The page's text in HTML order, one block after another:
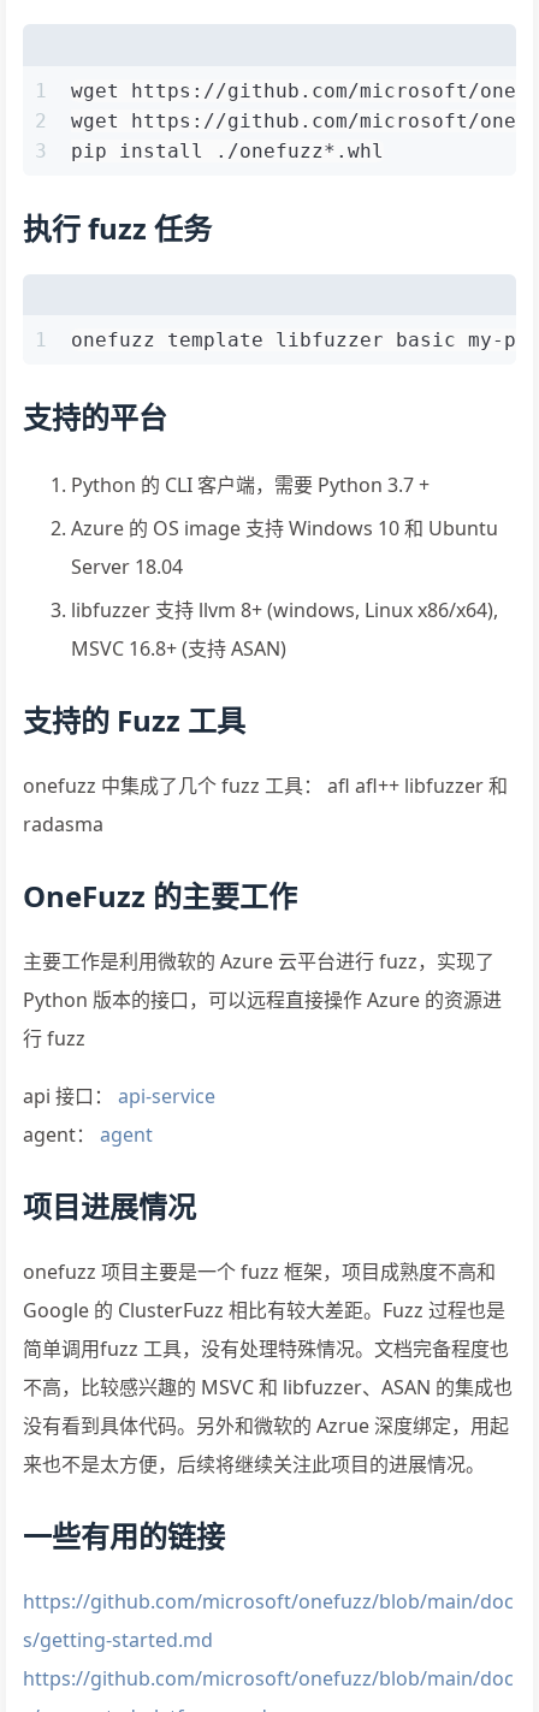
1
2
3
wget https://github.com/microsoft/
wget https://github.com/microsoft/
pip install ./onefuzz*.whl
执行 fuzz 任务
1 onefuzz template libfuzzer basic my-
支持的平台
Python 的 CLI 客户端，需要 Python 3.7 +
Azure 的 OS image 支持 Windows 10 和 Ubuntu
Server 18.04
libfuzzer 支持 llvm 8+ (windows, Linux x86/x64),
MSVC 16.8+ (支持 ASAN)
支持的 Fuzz 工具
onefuzz 中集成了几个 fuzz 工具： afl afl++ libfuzzer 和
radasma
OneFuzz 的主要工作
主要工作是利用微软的 Azure 云平台进行 fuzz，实现了
Python 版本的接口，可以远程直接操作 Azure 的资源进
行 fuzz
api 接口： api-service
agent： agent
项目进展情况
onefuzz 项目主要是一个 fuzz 框架，项目成熟度不高和
Google 的 ClusterFuzz 相比有较大差距。Fuzz 过程也是
简单调用fuzz 工具，没有处理特殊情况。文档完备程度也
不高，比较感兴趣的 MSVC 和 libfuzzer、ASAN 的集成也
没有看到具体代码。另外和微软的 Azrue 深度绑定，用起
来也不是太方便，后续将继续关注此项目的进展情况。
一些有用的链接
https://github.com/microsoft/onefuzz/blob/main/doc
s/getting-started.md
https://github.com/microsoft/onefuzz/blob/main/doc